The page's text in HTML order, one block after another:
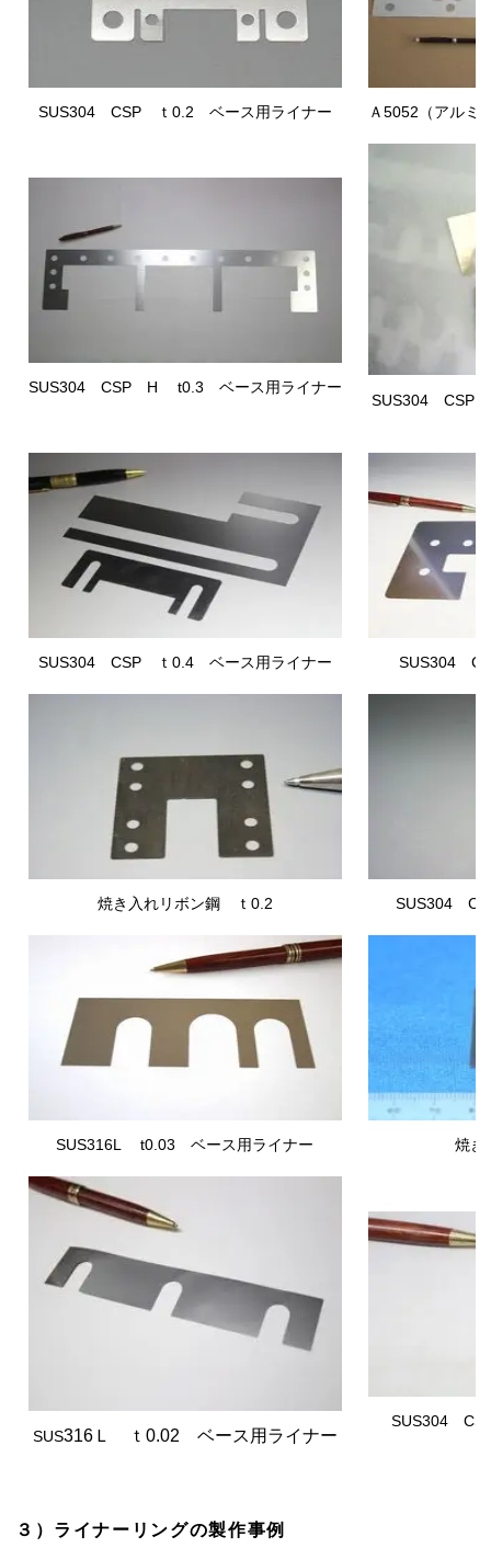
SUS304 CSPｔ0.1産業機器用ライナー
SUS304 CSP ｔ0.2 ベース用ライナー Ａ5052（アル
SUS304 CSP H t0.3 ベース用ライナー
SUS304
SUS304 CSP ｔ0.4 ベース用ライナー SUS304
焼き入れリボン鋼 ｔ0.2 SUS304
SUS316L t0.03 ベース用ライナー 焼き
SUS316Ｌ ｔ0.02 ベース用ライナー
SUS304
３）ライナーリングの製作事例